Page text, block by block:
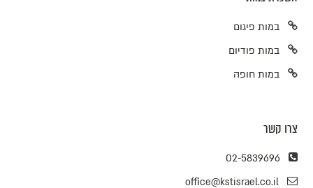
במות פיגום
במות פודיום
במות חופה
צרו קשר
02-5839696
office@kstisrael.co.il